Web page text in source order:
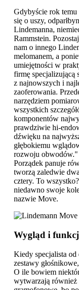
Gdybyście rok temu
się o uszy,
Lindemanna,
Rammstein.
nam o innego
melomanem, a
umiejętności w
firmę
z najnowszych i
zaoferowania.
narzędziem
wszystkich
komponentów
prawdziwie hi-
dźwięku na
głębokiemu
rozwoju obwodów."
Porządek panuje
tworzą zaledwie
cztery. To
niedawno swoje
nazwie Move.
Wygląd i
Kiedy specjalista
zestawy
O ile bowiem
wytwarzają